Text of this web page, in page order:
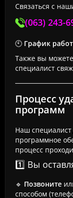
Связаться с
(063) 243-
🕙 График
Также вы можете
специалист
Процесс
программ
Наш специалист
программное
процесс
1️⃣ Вы
🔹 Позвоните
способом